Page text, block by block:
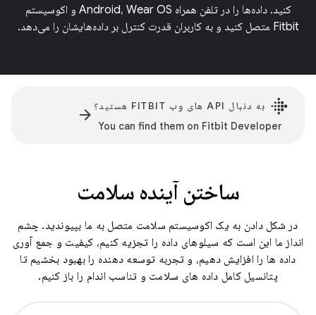
کنید. داده‌ها را در تلفن همراه Android، Wear OS و اکوسیستم
Fitbit متصل کنید و به کاربران قدرت کنترل بر داده‌هایشان را می‌دهد.
به دنبال API های وب FITBIT هستید؟
You can find them on Fitbit Developer
arrow_forward
ساختن آینده سلامت
در شکل دادن به یک اکوسیستم سلامت متصل به ما بپیوندید. چشم
انداز ما این است که سیلوهای داده را تجزیه کنیم، کیفیت و جمع آوری
داده ها را افزایش دهیم، و تجربه توسعه دهنده را بهبود بخشیم تا
پتانسیل کامل داده های سلامت و تناسب اندام را باز کنیم.